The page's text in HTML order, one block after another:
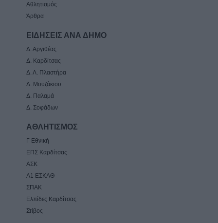
Αθλητισμός
Άρθρα
ΕΙΔΗΣΕΙΣ ΑΝΑ ΔΗΜΟ
Δ. Αργιθέας
Δ. Καρδίτσας
Δ. Λ. Πλαστήρα
Δ. Μουζάκιου
Δ. Παλαμά
Δ. Σοφάδων
ΑΘΛΗΤΙΣΜΟΣ
Γ Εθνική
ΕΠΣ Καρδίτσας
ΑΣΚ
Α1 ΕΣΚΑΘ
ΣΠΑΚ
Ελπίδες Καρδίτσας
Στίβος